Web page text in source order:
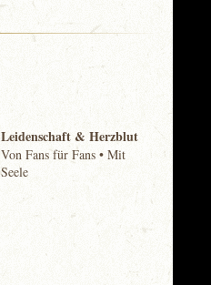
Leidenschaft & Herzblut
Von Fans für Fans • Mit
Seele